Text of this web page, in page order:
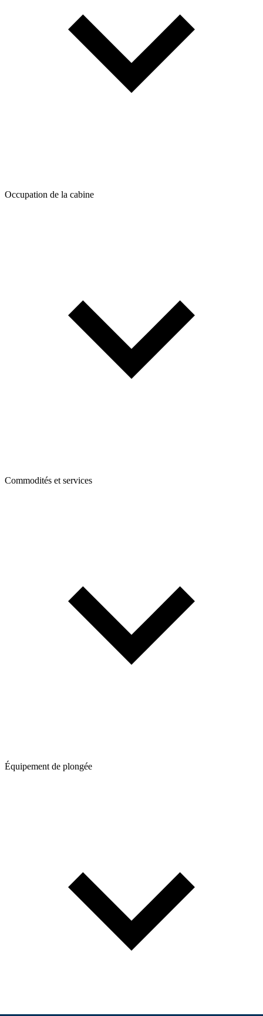
Occupation de la cabine
Commodités et services
Équipement de plongée